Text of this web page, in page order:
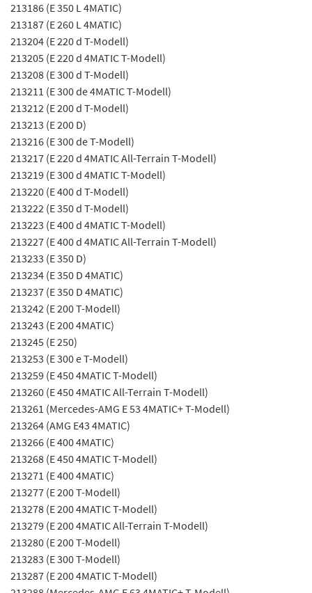
213186 (E 350 L 4MATIC)
213187 (E 260 L 4MATIC)
213204 (E 220 d T-Modell)
213205 (E 220 d 4MATIC T-Modell)
213208 (E 300 d T-Modell)
213211 (E 300 de 4MATIC T-Modell)
213212 (E 200 d T-Modell)
213213 (E 200 D)
213216 (E 300 de T-Modell)
213217 (E 220 d 4MATIC All-Terrain T-Modell)
213219 (E 300 d 4MATIC T-Modell)
213220 (E 400 d T-Modell)
213222 (E 350 d T-Modell)
213223 (E 400 d 4MATIC T-Modell)
213227 (E 400 d 4MATIC All-Terrain T-Modell)
213233 (E 350 D)
213234 (E 350 D 4MATIC)
213237 (E 350 D 4MATIC)
213242 (E 200 T-Modell)
213243 (E 200 4MATIC)
213245 (E 250)
213253 (E 300 e T-Modell)
213259 (E 450 4MATIC T-Modell)
213260 (E 450 4MATIC All-Terrain T-Modell)
213261 (Mercedes-AMG E 53 4MATIC+ T-Modell)
213264 (AMG E43 4MATIC)
213266 (E 400 4MATIC)
213268 (E 450 4MATIC T-Modell)
213271 (E 400 4MATIC)
213277 (E 200 T-Modell)
213278 (E 200 4MATIC T-Modell)
213279 (E 200 4MATIC All-Terrain T-Modell)
213280 (E 200 T-Modell)
213283 (E 300 T-Modell)
213287 (E 200 4MATIC T-Modell)